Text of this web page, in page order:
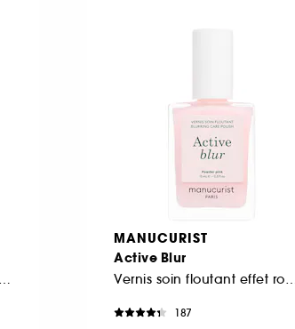
MANUCURIST
Active Blur
187